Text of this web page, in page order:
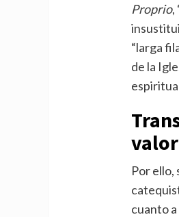
Proprio,
“larga
de la
Por ello,
cuanto